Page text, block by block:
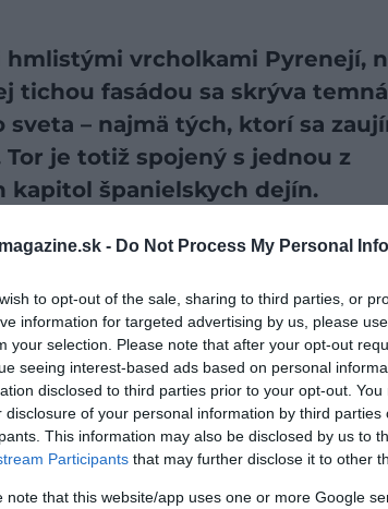
- Do Not Process My Personal
to opt-out of the sale, sharing to third parties, or
information for targeted advertising by us, please
your selection. Please note that after your opt-out
seeing interest-based ads based on personal
disclosed to third parties prior to your opt-out.
disclosure of your personal information by third parties
This information may also be disclosed by us to
Participants that may further disclose it to other
note that this website/app uses one or more Google
vrcholkami Pyrenejí,
tichou fasádou sa skrýva
– najmä tých, ktorí sa
je totiž spojený s jednou z
kapitol španielskych dejín.
preferovaný zdroj vo Vyhľadávaní
Tor, si v posledných desaťročiach získala
spor o pozemky, ktorý postupne
rokov tu zomreli traja ľudia. Posledný
nájdené telo 70-ročného Josepa
novinára, ktorý v roku 2005 vydal
v podobe podcastu. V roku 2024 jeho